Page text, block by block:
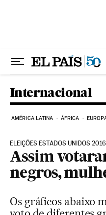
Internacional
AMÉRICA LATINA ÁFRICA
ELEIÇÕES ESTADOS UNIDOS 2016
Assim
negros,
Os gráficos abaixo